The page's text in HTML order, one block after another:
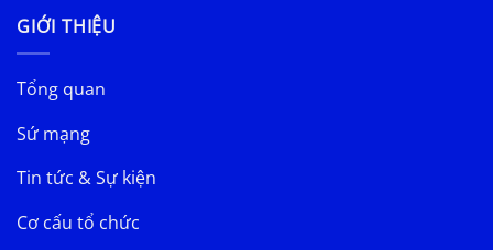
GIỚI THIỆU
Tổng quan
Sứ mạng
Tin tức & Sự kiện
Cơ cấu tổ chức